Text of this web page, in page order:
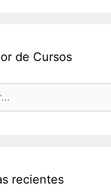
de Cursos
recientes